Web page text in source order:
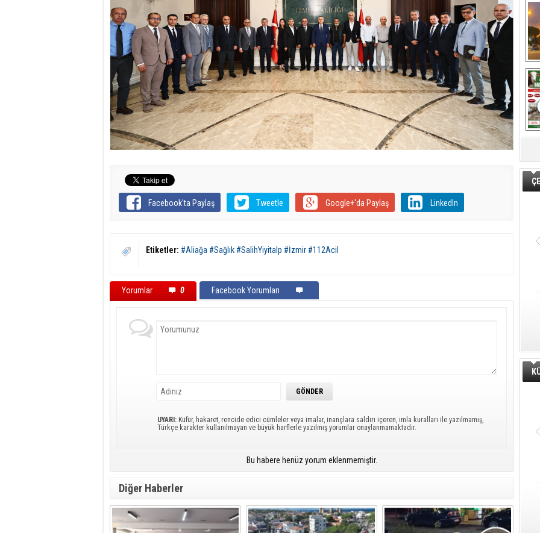
Facebook'ta Paylaş Tweetle Google+'da Paylaş LinkedIn
Etiketler: #Aliağa #Sağlık #SalihYiyitalp #İzmir #112Acil
Yorumlar 0 Facebook Yorumları
UYARI: Küfür, hakaret, rencide edici cümleler veya imalar, inançlara saldırı içeren, imla kuralları ile yazılmamış,
Türkçe karakter kullanılmayan ve büyük harflerle yazılmış yorumlar onaylanmamaktadır.
Bu habere henüz yorum eklenmemiştir.
Diğer Haberler